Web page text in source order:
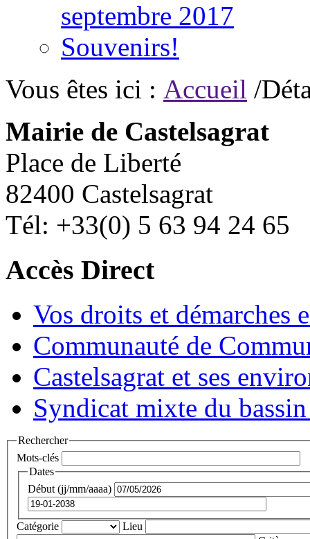
septembre 2017
Souvenirs!
Vous êtes ici : Accueil /
Mairie de Castelsagrat
Place de Liberté
82400 Castelsagrat
Tél: +33(0) 5 63 94 24 65
Accès Direct
Vos droits et démarches
Communauté de
Castelsagrat et ses
Syndicat mixte du
Rechercher
Mots-clés
Dates
Début (jj/mm/aaaa)
Catégorie
Lieu